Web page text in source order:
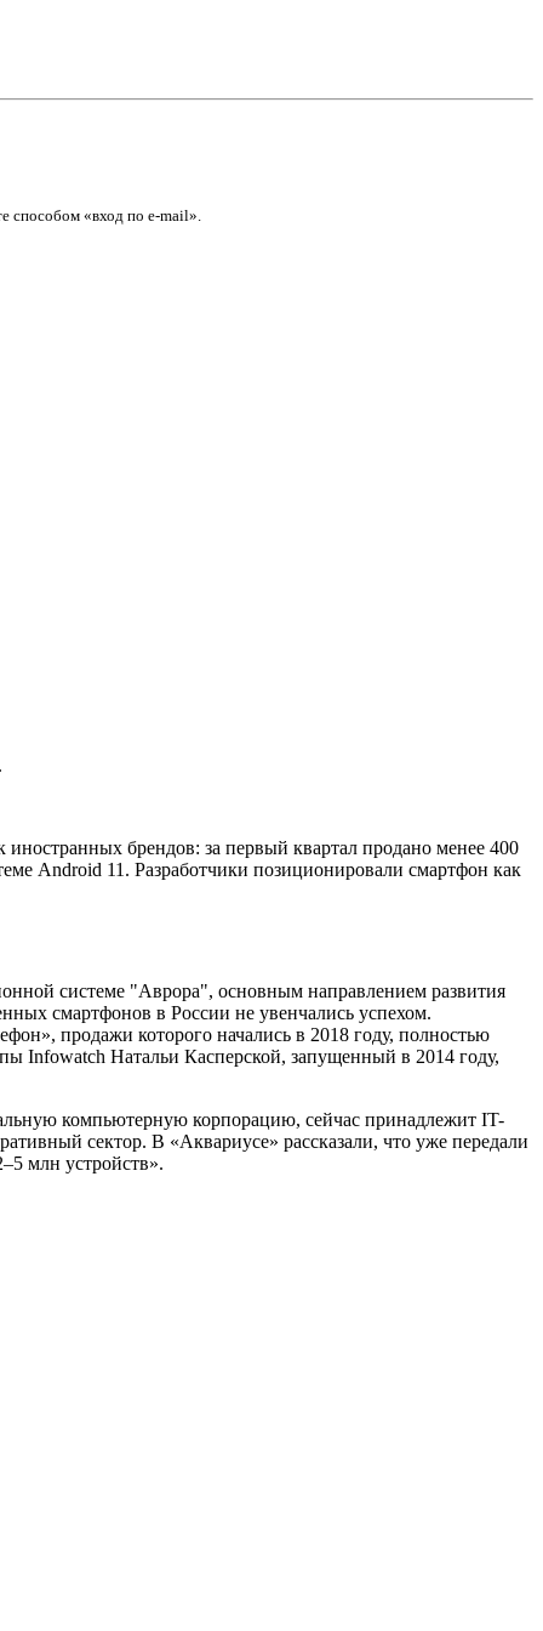
способом «вход по e-mail».
брендов: за первый квартал продано менее 400
Android 11. Разработчики позиционировали смартфон как
системе "Аврора", основным направлением развития
смартфонов в России не увенчались успехом.
продажи которого начались в 2018 году, полностью
Infowatch Натальи Касперской, запущенный в 2014 году,
компьютерную корпорацию, сейчас принадлежит IT-
сектор. В «Аквариусе» рассказали, что уже передали
млн устройств».